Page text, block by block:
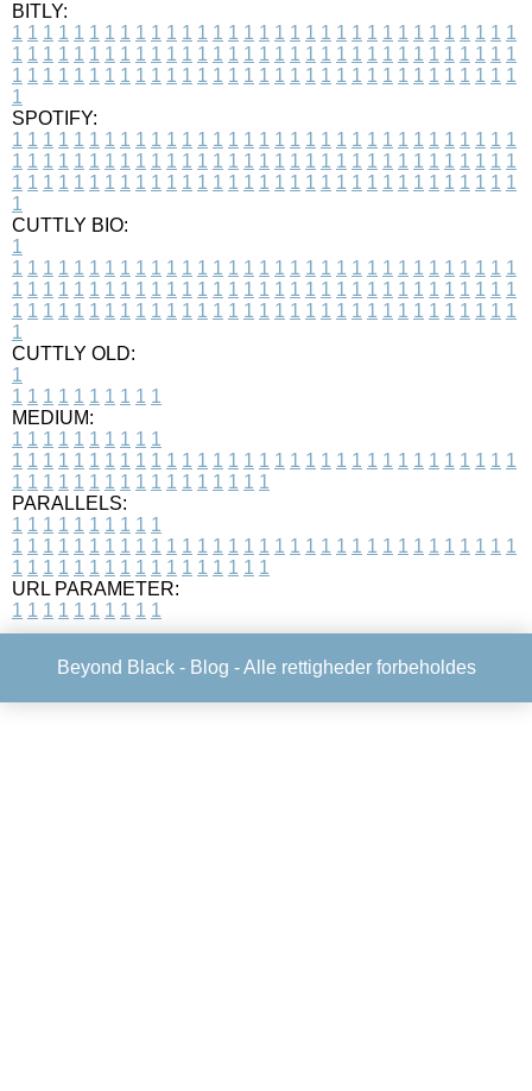
BITLY:
1 1 1 1 1 1 1 1 1 1 1 1 1 1 1 1 1 1 1 1 1 1 1 1 1 1 1 1 1 1 1 1 1
1 1 1 1 1 1 1 1 1 1 1 1 1 1 1 1 1 1 1 1 1 1 1 1 1 1 1 1 1 1 1 1 1
1 1 1 1 1 1 1 1 1 1 1 1 1 1 1 1 1 1 1 1 1 1 1 1 1 1 1 1 1 1 1 1 1
1
SPOTIFY:
1 1 1 1 1 1 1 1 1 1 1 1 1 1 1 1 1 1 1 1 1 1 1 1 1 1 1 1 1 1 1 1 1
1 1 1 1 1 1 1 1 1 1 1 1 1 1 1 1 1 1 1 1 1 1 1 1 1 1 1 1 1 1 1 1 1
1 1 1 1 1 1 1 1 1 1 1 1 1 1 1 1 1 1 1 1 1 1 1 1 1 1 1 1 1 1 1 1 1
1
CUTTLY BIO:
1
1 1 1 1 1 1 1 1 1 1 1 1 1 1 1 1 1 1 1 1 1 1 1 1 1 1 1 1 1 1 1 1 1
1 1 1 1 1 1 1 1 1 1 1 1 1 1 1 1 1 1 1 1 1 1 1 1 1 1 1 1 1 1 1 1 1
1 1 1 1 1 1 1 1 1 1 1 1 1 1 1 1 1 1 1 1 1 1 1 1 1 1 1 1 1 1 1 1 1
1
CUTTLY OLD:
1
1 1 1 1 1 1 1 1 1 1
MEDIUM:
1 1 1 1 1 1 1 1 1 1
1 1 1 1 1 1 1 1 1 1 1 1 1 1 1 1 1 1 1 1 1 1 1 1 1 1 1 1 1 1 1 1 1
1 1 1 1 1 1 1 1 1 1 1 1 1 1 1 1 1
PARALLELS:
1 1 1 1 1 1 1 1 1 1
1 1 1 1 1 1 1 1 1 1 1 1 1 1 1 1 1 1 1 1 1 1 1 1 1 1 1 1 1 1 1 1 1
1 1 1 1 1 1 1 1 1 1 1 1 1 1 1 1 1
URL PARAMETER:
1 1 1 1 1 1 1 1 1 1
Beyond Black - Blog - Alle rettigheder forbeholdes